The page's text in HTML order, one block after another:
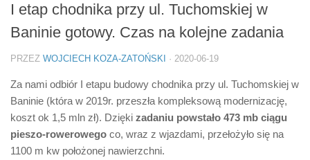
I etap chodnika przy ul. Tuchomskiej w
Baninie gotowy. Czas na kolejne zadania
PRZEZ WOJCIECH KOZA-ZATOŃSKI · 2020-06-19
Za nami odbiór I etapu budowy chodnika przy ul. Tuchomskiej w
Baninie (która w 2019r. przeszła kompleksową modernizację,
koszt ok 1,5 mln zł). Dzięki zadaniu powstało 473 mb ciągu
pieszo-rowerowego co, wraz z wjazdami, przełożyło się na
1100 m kw położonej nawierzchni.